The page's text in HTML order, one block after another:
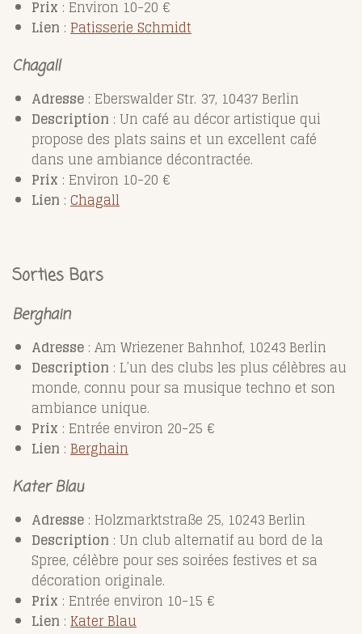
Prix : Environ 10-20 €
Lien : PatisserieSchmidt
Chagall
Adresse : Eberswalder Str. 37, 10437 Berlin
Description : Un café au décor artistique qui
propose des plats sains et un excellent café
dans une ambiance décontractée.
Prix : Environ 10-20 €
Lien : Chagall
Sorties Bars
Berghain
Adresse : Am Wriezener Bahnhof, 10243 Berlin
Description : L’un des clubs les plus célèbres au
monde, connu pour sa musique techno et son
ambiance unique.
Prix : Entrée environ 20-25 €
Lien : Berghain
Kater Blau
Adresse : Holzmarktstraße 25, 10243 Berlin
Description : Un club alternatif au bord de la
Spree, célèbre pour ses soirées festives et sa
décoration originale.
Prix : Entrée environ 10-15 €
Lien : KaterBlau